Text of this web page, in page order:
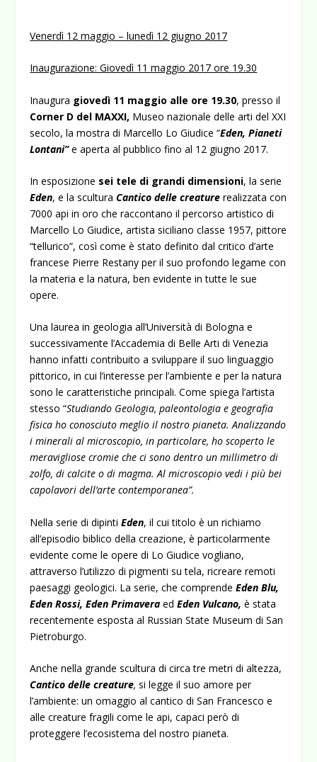
Venerdì 12 maggio – lunedì 12 giugno 2017
Inaugurazione: Giovedì 11 maggio 2017 ore 19.30
Inaugura giovedì 11 maggio alle ore 19.30, presso il
Corner D del MAXXI, Museo nazionale delle arti del XXI
secolo, la mostra di Marcello Lo Giudice “Eden, Pianeti
Lontani”e aperta al pubblico fino al 12 giugno 2017.
In esposizione sei tele di grandi dimensioni, la serie
Eden, e la sculturaCantico delle creaturerealizzata con
7000 api in oro che raccontano il percorso artistico di
Marcello Lo Giudice, artista siciliano classe 1957, pittore
“tellurico”, così come è stato definito dal critico d’arte
francese Pierre Restany per il suo profondo legame con
la materia e la natura, ben evidente in tutte le sue
opere.
Una laurea in geologia all’Università di Bologna e
successivamente l’Accademia di Belle Arti di Venezia
hanno infatti contribuito a sviluppare il suo linguaggio
pittorico, in cui l’interesse per l’ambiente e per la natura
sono le caratteristiche principali. Come spiega l’artista
stesso “Studiando Geologia, paleontologia e geografia
fisica ho conosciuto meglio il nostro pianeta. Analizzando
i minerali al microscopio, in particolare, ho scoperto le
meravigliose cromie che ci sono dentro un millimetro di
zolfo, di calcite o di magma. Al microscopio vedi i più bei
capolavori dell’arte contemporanea”.
Nella serie di dipintiEden, il cui titolo è un richiamo
all’episodio biblico della creazione, è particolarmente
evidente come le opere di Lo Giudice vogliano,
attraverso l’utilizzo di pigmenti su tela, ricreare remoti
paesaggi geologici. La serie, che comprendeEden Blu,
Eden Rossi, Eden Primaveraed Eden Vulcano, è stata
recentemente esposta al Russian State Museum di San
Pietroburgo.
Anche nella grande scultura di circa tre metri di altezza,
Cantico delle creature, si legge il suo amore per
l’ambiente: un omaggio al cantico di San Francesco e
alle creature fragili come le api, capaci però di
proteggere l’ecosistema del nostro pianeta.